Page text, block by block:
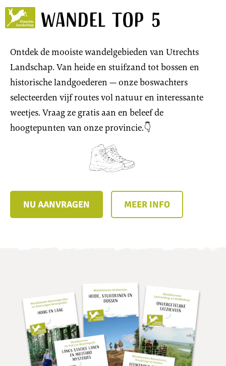
Utrechts
Landschap
Wandel Top 5
Ontdek de mooiste wandelgebieden van Utrechts
Landschap. Van heide en stuifzand tot bossen en
historische landgoederen — onze boswachters
selecteerden vijf routes vol natuur en interessante
weetjes. Vraag ze gratis aan en beleef de
hoogtepunten van onze provincie.👇
NU AANVRAGEN MEER INFO